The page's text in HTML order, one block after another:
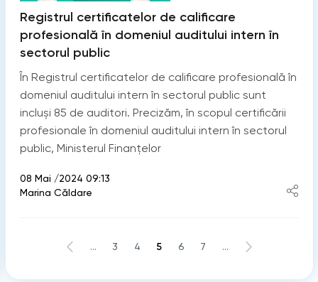
Registrul certificatelor de calificare
profesională în domeniul auditului intern în
sectorul public
În Registrul certificatelor de calificare profesională în
domeniul auditului intern în sectorul public sunt
incluși 85 de auditori. Precizăm, în scopul certificării
profesionale în domeniul auditului intern în sectorul
public, Ministerul Finanţelor
08 Mai /2024 09:13
Marina Căldare
... 3 4 5 6 7 ...